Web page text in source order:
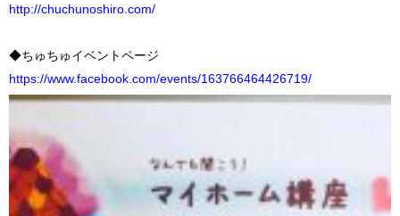
http://chuchunoshiro.com/
◆ちゅちゅイベントページ
https://www.facebook.com/events/163766464426719/